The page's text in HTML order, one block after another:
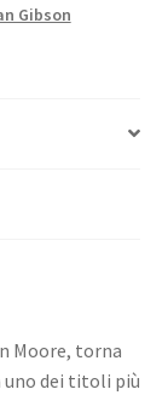
Gibson
Moore, torna
dei titoli più